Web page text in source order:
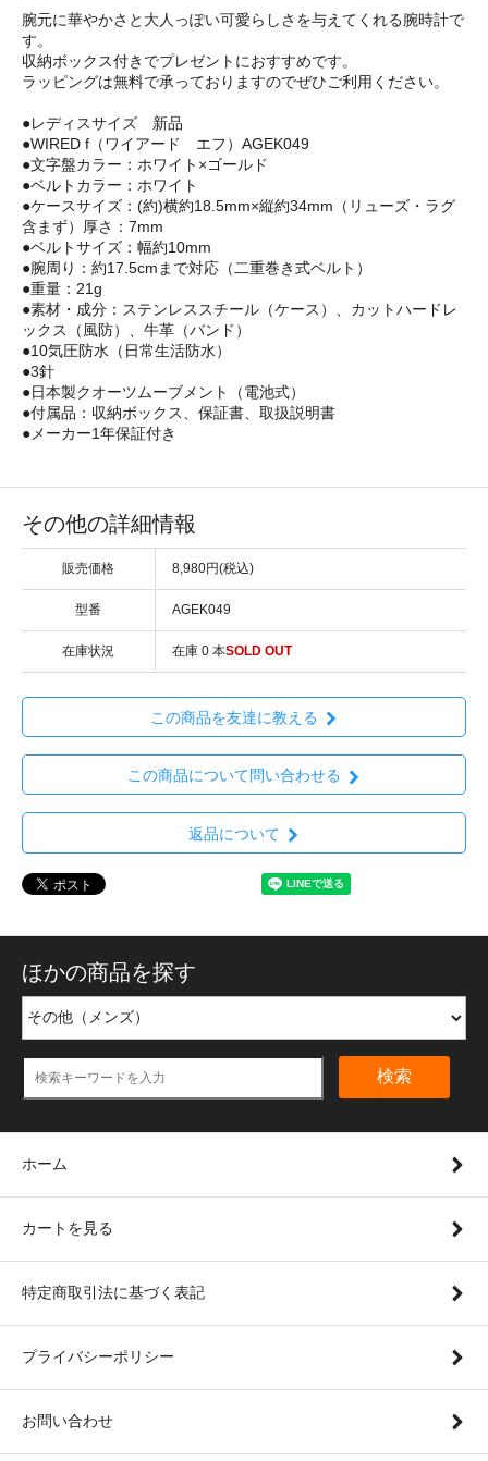
腕元に華やかさと大人っぽい可愛らしさを与えてくれる腕時計で
す。
収納ボックス付きでプレゼントにおすすめです。
ラッピングは無料で承っておりますのでぜひご利用ください。
●レディスサイズ 新品
●WIRED f（ワイアード エフ）AGEK049
●文字盤カラー：ホワイト×ゴールド
●ベルトカラー：ホワイト
●ケースサイズ：(約)横約18.5mm×縦約34mm（リューズ・ラグ
含まず）厚さ：7mm
●ベルトサイズ：幅約10mm
●腕周り：約17.5cmまで対応（二重巻き式ベルト）
●重量：21g
●素材・成分：ステンレススチール（ケース）、カットハードレ
ックス（風防）、牛革（バンド）
●10気圧防水（日常生活防水）
●3針
●日本製クオーツムーブメント（電池式）
●付属品：収納ボックス、保証書、取扱説明書
●メーカー1年保証付き
その他の詳細情報
販売価格 8,980円(税込)
型番 AGEK049
在庫状況 在庫 0 本SOLD OUT
この商品を友達に教える
この商品について問い合わせる
返品について
ほかの商品を探す
検索
ホーム
カートを見る
特定商取引法に基づく表記
プライバシーポリシー
お問い合わせ